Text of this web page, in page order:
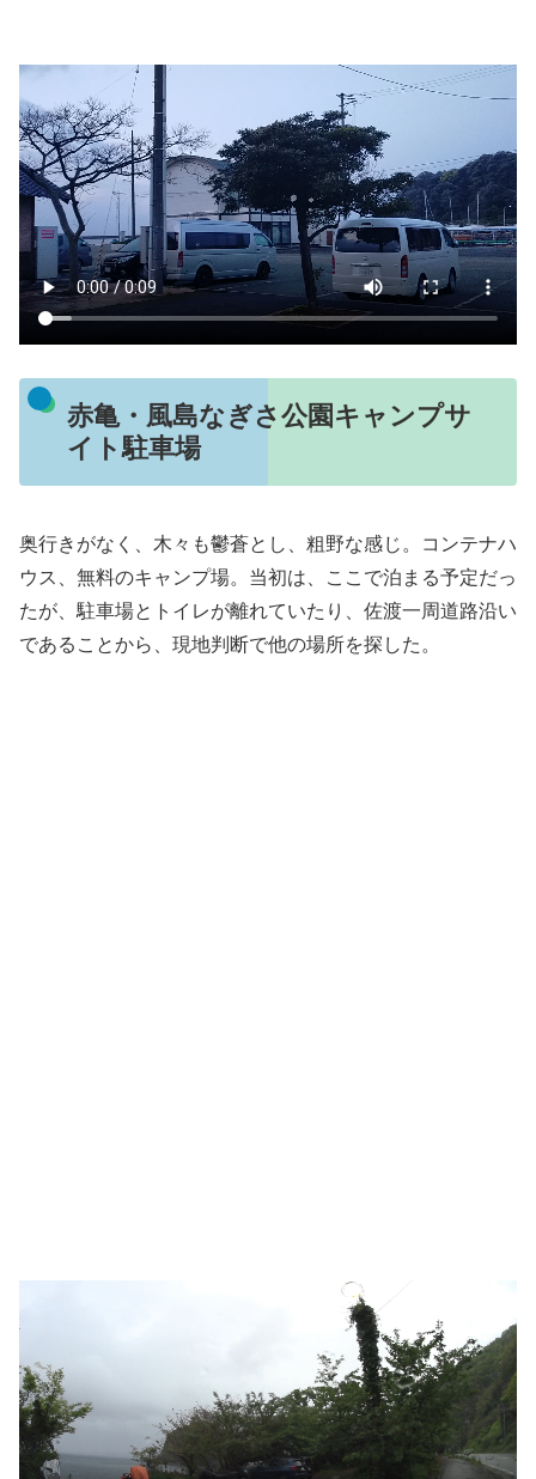
赤亀・風島なぎさ公園キャンプサ
イト駐車場
奥行きがなく、木々も鬱蒼とし、粗野な感じ。コンテナハ
ウス、無料のキャンプ場。当初は、ここで泊まる予定だっ
たが、駐車場とトイレが離れていたり、佐渡一周道路沿い
であることから、現地判断で他の場所を探した。